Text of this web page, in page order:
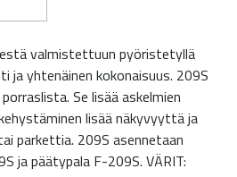
valmistettuun pyöristetyllä
ja yhtenäinen kokonaisuus. 209S
Se lisää askelmien
lisää näkyvyyttä ja
parkettia. 209S asennetaan
ja päätypala F-209S. VÄRIT: